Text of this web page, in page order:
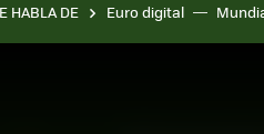
HABLA DE Euro digital